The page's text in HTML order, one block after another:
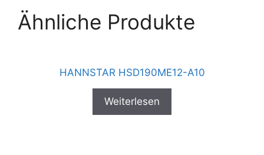
Ähnliche Produkte
HANNSTAR HSD190ME12-A10
Weiterlesen